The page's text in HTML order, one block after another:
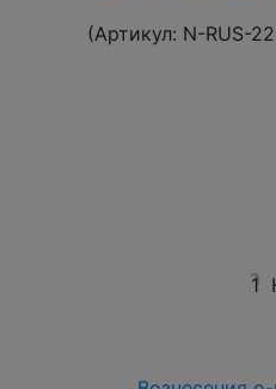
(Артикул: N-RUS-
1